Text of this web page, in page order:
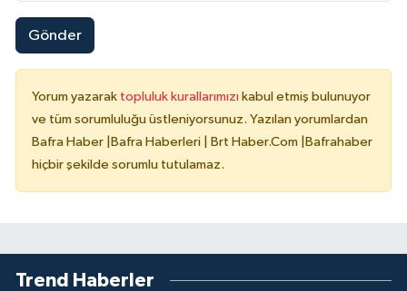
Gönder
Yorum yazarak topluluk kurallarımızı kabul etmiş bulunuyor
ve tüm sorumluluğu üstleniyorsunuz. Yazılan yorumlardan
Bafra Haber |Bafra Haberleri | Brt Haber.Com |Bafrahaber
hiçbir şekilde sorumlu tutulamaz.
Trend Haberler